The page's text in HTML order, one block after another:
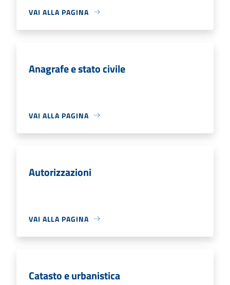
VAI ALLA PAGINA
Anagrafe e stato civile
VAI ALLA PAGINA
Autorizzazioni
VAI ALLA PAGINA
Catasto e urbanistica